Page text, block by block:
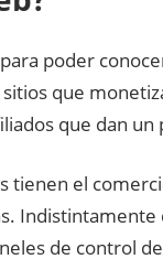
poder
que
que dan
tienen el
Indistintamente
de control